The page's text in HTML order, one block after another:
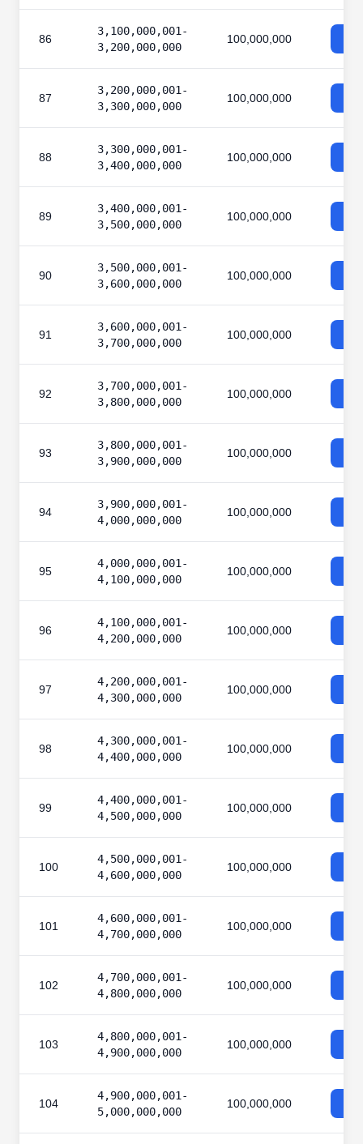
86
3,100,000,001-
3,200,000,000
100,000,000
87
3,200,000,001-
3,300,000,000
100,000,000
88
3,300,000,001-
3,400,000,000
100,000,000
89
3,400,000,001-
3,500,000,000
100,000,000
90
3,500,000,001-
3,600,000,000
100,000,000
91
3,600,000,001-
3,700,000,000
100,000,000
92
3,700,000,001-
3,800,000,000
100,000,000
93
3,800,000,001-
3,900,000,000
100,000,000
94
3,900,000,001-
4,000,000,000
100,000,000
95
4,000,000,001-
4,100,000,000
100,000,000
96
4,100,000,001-
4,200,000,000
100,000,000
97
4,200,000,001-
4,300,000,000
100,000,000
98
4,300,000,001-
4,400,000,000
100,000,000
99
4,400,000,001-
4,500,000,000
100,000,000
100
4,500,000,001-
4,600,000,000
100,000,000
101
4,600,000,001-
4,700,000,000
100,000,000
102
4,700,000,001-
4,800,000,000
100,000,000
103
4,800,000,001-
4,900,000,000
100,000,000
104
4,900,000,001-
5,000,000,000
100,000,000